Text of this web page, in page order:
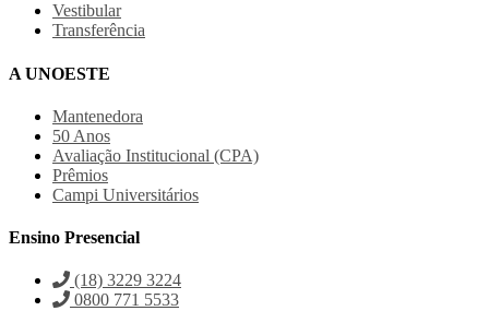
Vestibular
Transferência
A UNOESTE
Mantenedora
50 Anos
Avaliação Institucional (CPA)
Prêmios
Campi Universitários
Ensino Presencial
(18) 3229 3224
0800 771 5533